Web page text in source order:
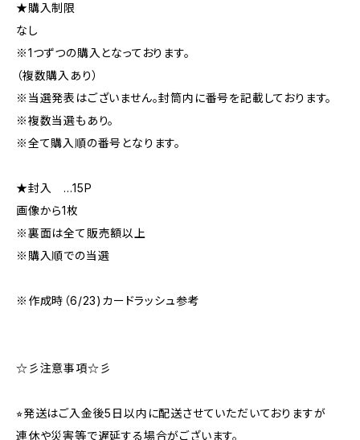
★購入制限
なし
※1つずつの購入となっております。
（複数購入あり）
※当選発表はございません。封筒内に番号を記載しております。
※複数当選もあり。
※全て購入順の番号となります。
★封入 …15P
画像から1枚
※裏面は全て販売額以上
※購入順での当選
※作成時（6/23)カードラッシュ参考
☆彡注意事項☆彡
⭐︎発送はご入金後5日以内に配送させていただいておりますが
連休や災害等で遅延する場合がございます。